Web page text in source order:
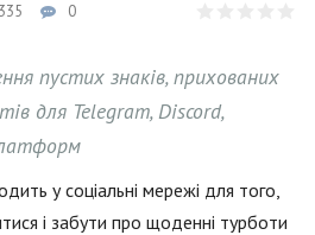
0
пустих знаків, прихованих
для Telegram, Discord,
у соціальні мережі для того,
і забути про щоденні турботи